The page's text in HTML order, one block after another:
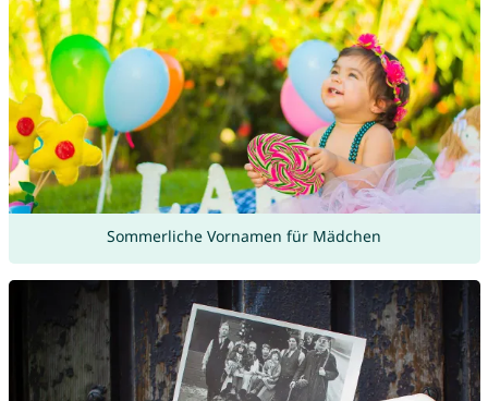
Sommerliche Vornamen für Mädchen